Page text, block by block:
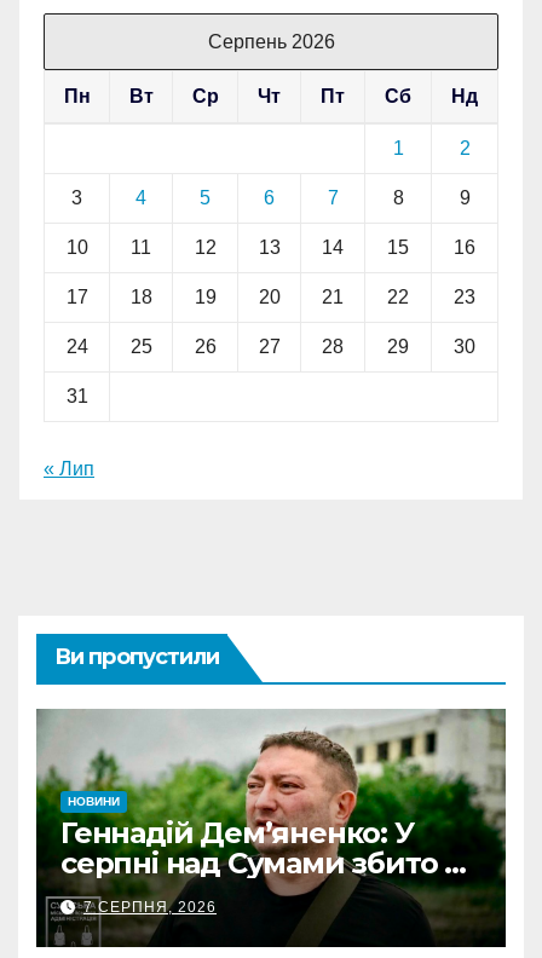
Серпень 2026
Пн Вт Ср Чт Пт Сб Нд
1 2
3 4 5 6 7 8 9
10 11 12 13 14 15 16
17 18 19 20 21 22 23
24 25 26 27 28 29 30
31
« Лип
Ви пропустили
НОВИНИ
Геннадій Дем’яненко: У
серпні над Сумами збито 6
КАБів
7 СЕРПНЯ, 2026